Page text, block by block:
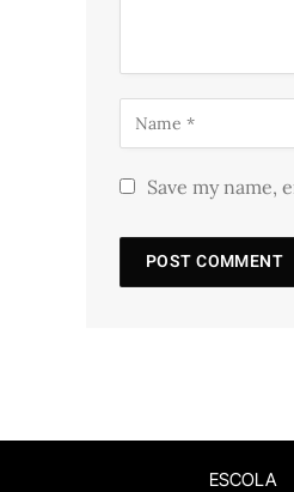
Save my name,
ESCOLA